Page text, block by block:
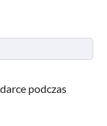
podczas